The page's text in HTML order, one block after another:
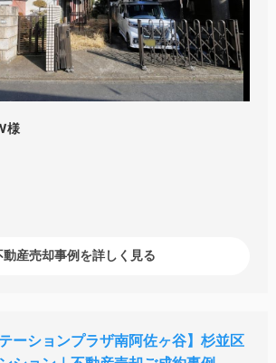
様
動産売却事例を詳しく見る
ーションプラザ南阿佐ヶ谷
杉並区